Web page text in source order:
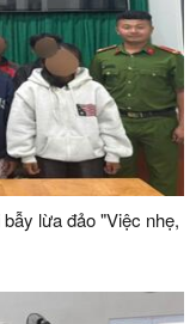
lừa đảo "Việc nhẹ,